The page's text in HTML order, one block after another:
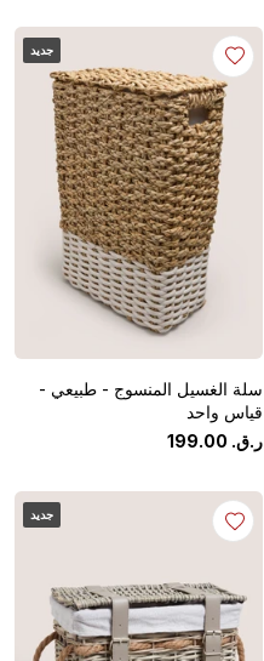
جديد
سلة الغسيل المنسوج - طبيعي -
قياس واحد
ر.ق.
199.00
جديد